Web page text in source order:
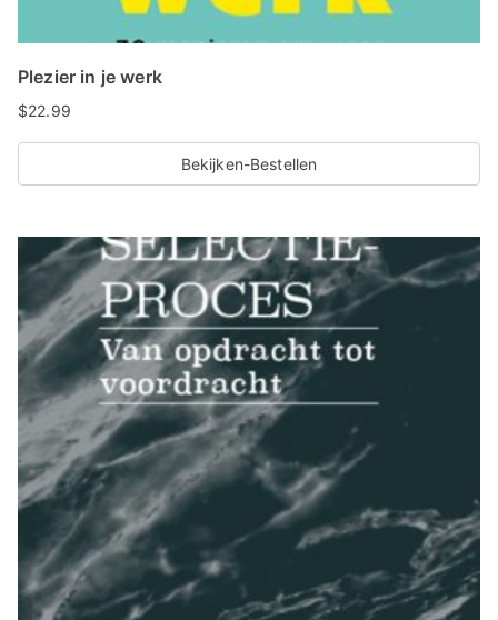
Plezier in je werk
$22.99
Bekijken-Bestellen